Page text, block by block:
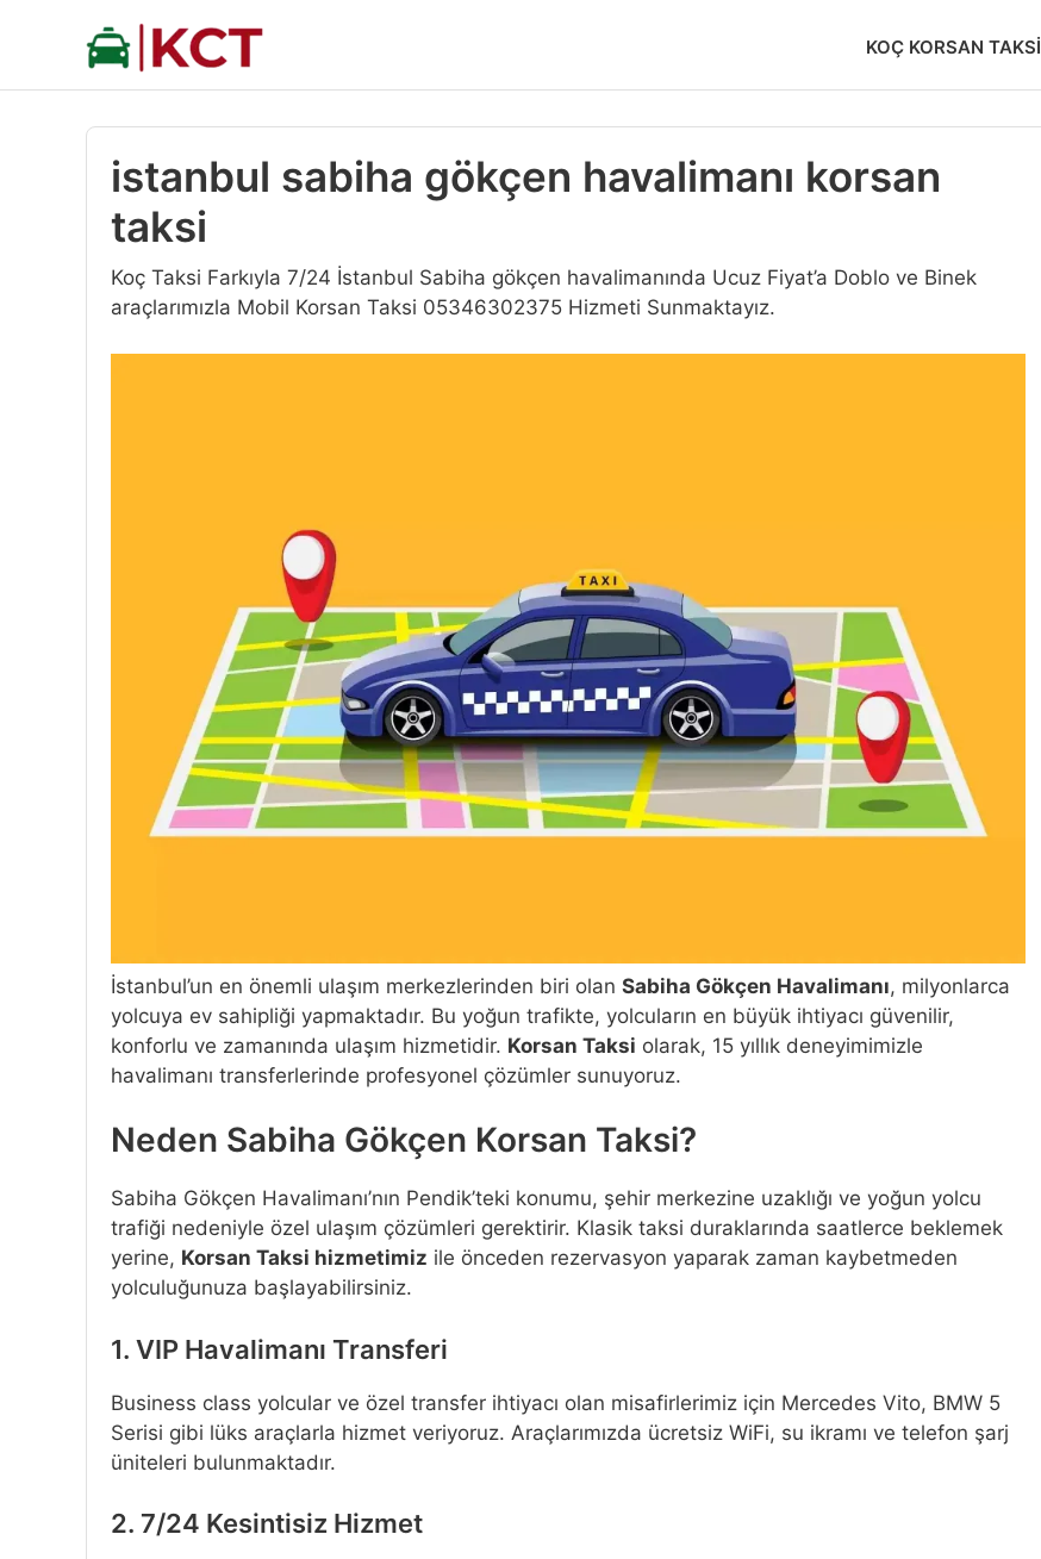
KOÇ KORSAN TAKSI
istanbul sabiha gökçen havalimanı korsan
taksi
Koç Taksi Farkıyla 7/24 İstanbul Sabiha gökçen havalimanında Ucuz Fiyat’a Doblo ve Binek
araçlarımızla Mobil Korsan Taksi 05346302375 Hizmeti Sunmaktayız.
İstanbul’un en önemli ulaşım merkezlerinden biri olan Sabiha Gökçen Havalimanı, milyonlarca
yolcuya ev sahipliği yapmaktadır. Bu yoğun trafikte, yolcuların en büyük ihtiyacı güvenilir,
konforlu ve zamanında ulaşım hizmetidir. Korsan Taksi olarak, 15 yıllık deneyimimizle
havalimanı transferlerinde profesyonel çözümler sunuyoruz.
Neden Sabiha Gökçen Korsan Taksi?
Sabiha Gökçen Havalimanı’nın Pendik’teki konumu, şehir merkezine uzaklığı ve yoğun yolcu
trafiği nedeniyle özel ulaşım çözümleri gerektirir. Klasik taksi duraklarında saatlerce beklemek
yerine, Korsan Taksi hizmetimiz ile önceden rezervasyon yaparak zaman kaybetmeden
yolculuğunuza başlayabilirsiniz.
1. VIP Havalimanı Transferi
Business class yolcular ve özel transfer ihtiyacı olan misafirlerimiz için Mercedes Vito, BMW 5
Serisi gibi lüks araçlarla hizmet veriyoruz. Araçlarımızda ücretsiz WiFi, su ikramı ve telefon şarj
üniteleri bulunmaktadır.
2. 7/24 Kesintisiz Hizmet